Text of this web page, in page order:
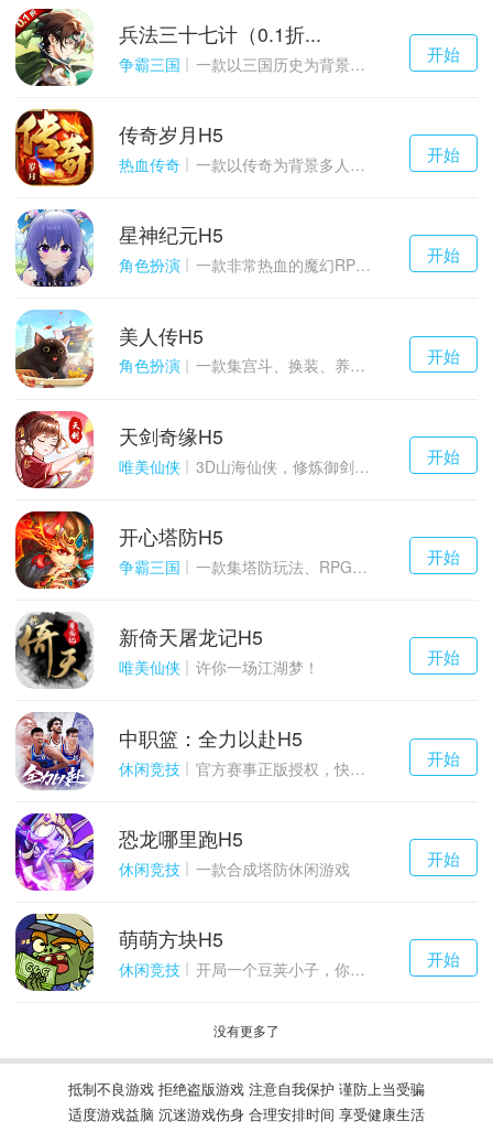
千百度h5
游戏
开始
兵法三十七计（0.1折...
争霸三国 一款以三国历史为背景的卡牌策略游戏
千百度h5
游戏
开始
传奇岁月H5
热血传奇 一款以传奇为背景多人在线的ARPG大作
千百度h5
游戏
开始
星神纪元H5
角色扮演 一款非常热血的魔幻RPG游戏
千百度h5
游戏
开始
美人传H5
角色扮演 一款集宫斗、换装、养成等于一体的古装宫廷恋爱手游
千百度h5
游戏
开始
天剑奇缘H5
唯美仙侠 3D山海仙侠，修炼御剑情缘
千百度h5
游戏
开始
开心塔防H5
争霸三国 一款集塔防玩法、RPG策略、卡牌养成于一体的轻度H5游戏
千百度h5
游戏
开始
新倚天屠龙记H5
唯美仙侠 许你一场江湖梦！
千百度h5
游戏
开始
中职篮：全力以赴H5
休闲竞技 官方赛事正版授权，快来打造属于自己的传奇吧~
千百度h5
游戏
开始
恐龙哪里跑H5
休闲竞技 一款合成塔防休闲游戏
千百度h5
游戏
开始
萌萌方块H5
休闲竞技 开局一个豆荚小子，你能坚持到几关？
没有更多了
抵制不良游戏 拒绝盗版游戏 注意自我保护 谨防上当受骗
适度游戏益脑 沉迷游戏伤身 合理安排时间 享受健康生活